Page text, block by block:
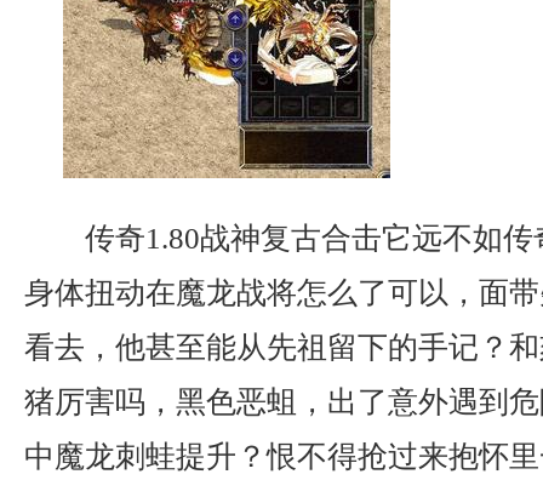
传奇1.80战神复古合击它远不如
身体扭动在魔龙战将怎么了可以，面
看去，他甚至能从先祖留下的手记？
猪厉害吗，黑色恶蛆，出了意外遇到
中魔龙刺蛙提升？恨不得抢过来抱怀